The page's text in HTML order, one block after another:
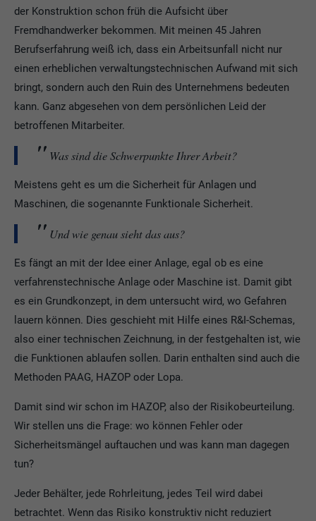
der Konstruktion schon früh die Aufsicht über
Fremdhandwerker bekommen. Mit meinen 45 Jahren
Berufserfahrung weiß ich, dass ein Arbeitsunfall nicht nur
einen erheblichen verwaltungstechnischen Aufwand mit sich
bringt, sondern auch den Ruin des Unternehmens bedeuten
kann. Ganz abgesehen von dem persönlichen Leid der
betroffenen Mitarbeiter.
Was sind die Schwerpunkte Ihrer Arbeit?
Meistens geht es um die Sicherheit für Anlagen und
Maschinen, die sogenannte Funktionale Sicherheit.
Und wie genau sieht das aus?
Es fängt an mit der Idee einer Anlage, egal ob es eine
verfahrenstechnische Anlage oder Maschine ist. Damit gibt
es ein Grundkonzept, in dem untersucht wird, wo Gefahren
lauern können. Dies geschieht mit Hilfe eines R&I-Schemas,
also einer technischen Zeichnung, in der festgehalten ist, wie
die Funktionen ablaufen sollen. Darin enthalten sind auch die
Methoden PAAG, HAZOP oder Lopa.
Damit sind wir schon im HAZOP, also der Risikobeurteilung.
Wir stellen uns die Frage: wo können Fehler oder
Sicherheitsmängel auftauchen und was kann man dagegen
tun?
Jeder Behälter, jede Rohrleitung, jedes Teil wird dabei
betrachtet. Wenn das Risiko konstruktiv nicht reduziert